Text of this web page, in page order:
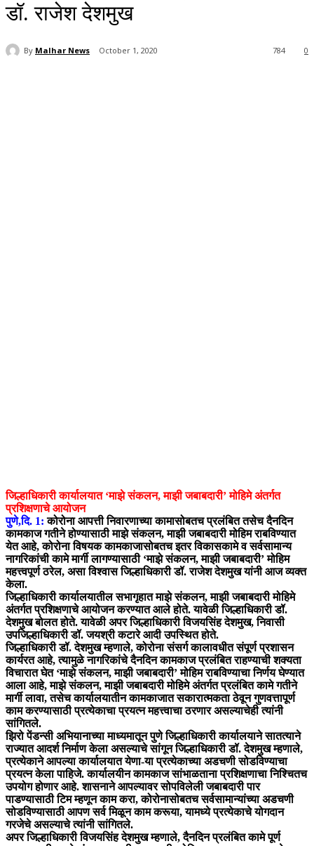
डॉ. राजेश देशमुख
By Malhar News October 1, 2020 0
784
जिल्हाधिकारी कार्यालयात ‘माझे संकलन, माझी जबाबदारी’ मोहिमे अंतर्गत
प्रशिक्षणाचे आयोजन
पुणे,दि. 1: कोरोना आपत्ती निवारणाच्या कामासोबतच प्रलंबित तसेच दैनदिन
कामकाज गतीने होण्यासाठी माझे संकलन, माझी जबाबदारी मोहिम राबविण्यात
येत आहे, कोरोना विषयक कामकाजासोबतच इतर विकासकामे व सर्वसामान्य
नागरिकांची कामे मार्गी लागण्यासाठी ‘माझे संकलन, माझी जबाबदारी’ मोहिम
महत्त्वपूर्ण ठरेल, असा विश्वास जिल्हाधिकारी डॉ. राजेश देशमुख यांनी आज व्यक्त
केला.
जिल्हाधिकारी कार्यालयातील सभागृहात माझे संकलन, माझी जबाबदारी मोहिमे
अंतर्गत प्रशिक्षणाचे आयोजन करण्यात आले होते. यावेळी जिल्हाधिकारी डॉ.
देशमुख बोलत होते. यावेळी अपर जिल्हाधिकारी विजयसिंह देशमुख, निवासी
उपजिल्हाधिकारी डॉ. जयश्री कटारे आदी उपस्थित होते.
जिल्हाधिकारी डॉ. देशमुख म्हणाले, कोरोना संसर्ग कालावधीत संपूर्ण प्रशासन
कार्यरत आहे, त्यामुळे नागरिकांचे दैनदिन कामकाज प्रलंबित राहण्याची शक्यता
विचारात घेत ‘माझे संकलन, माझी जबाबदारी’ मोहिम राबविण्याचा निर्णय घेण्यात
आला आहे, माझे संकलन, माझी जबाबदारी मोहिमे अंतर्गत प्रलंबित कामे गतीने
मार्गी लावा, तसेच कार्यालयातीन कामकाजात सकारात्मकता ठेवून गुणवत्तापूर्ण
काम करण्यासाठी प्रत्येकाचा प्रयत्न महत्त्वाचा ठरणार असल्याचेही त्यांनी
सांगितले.
झिरो पेंडन्सी अभियानाच्या माध्यमातून पुणे जिल्हाधिकारी कार्यालयाने सातत्याने
राज्यात आदर्श निर्माण केला असल्याचे सांगून जिल्हाधिकारी डॉ. देशमुख म्हणाले,
प्रत्येकाने आपल्या कार्यालयात येणा-या प्रत्येकाच्या अडचणी सोडविण्याचा
प्रयत्न केला पाहिजे. कार्यालयीन कामकाज सांभाळताना प्रशिक्षणाचा निश्चितच
उपयोग होणार आहे. शासनाने आपल्यावर सोपविलेली जबाबदारी पार
पाडण्यासाठी टिम म्हणून काम करा, कोरोनासोबतच सर्वसामान्यांच्या अडचणी
सोडविण्यासाठी आपण सर्व मिळून काम करूया, यामध्ये प्रत्येकाचे योगदान
गरजेचे असल्याचे त्यांनी सांगितले.
अपर जिल्हाधिकारी विजयसिंह देशमुख म्हणाले, दैनदिन प्रलंबित कामे पूर्ण